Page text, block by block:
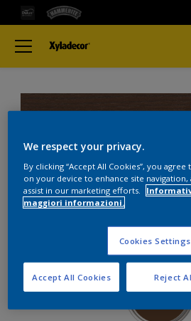
We respect your privacy.
By clicking “Accept All Cookies”, you
on your device to enhance site navigation,
assist in our marketing efforts.
maggiori informazioni.
Cookies Settings
Reject
Accept All Cookies